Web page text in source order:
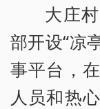
大庄
部开设“凉
事平台，
人员和热